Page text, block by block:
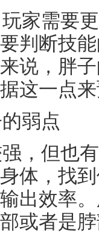
家需要
判断技
说，胖
这一点
弱点
，但也
体，找
出效率
或者是